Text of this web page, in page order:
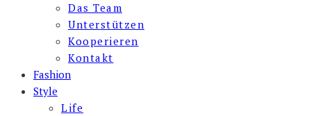
Das Team
Unterstützen
Kooperieren
Kontakt
Fashion
Style
Life